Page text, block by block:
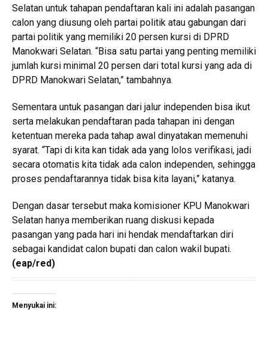
Selatan untuk tahapan pendaftaran kali ini adalah pasangan
calon yang diusung oleh partai politik atau gabungan dari
partai politik yang memiliki 20 persen kursi di DPRD
Manokwari Selatan. “Bisa satu partai yang penting memiliki
jumlah kursi minimal 20 persen dari total kursi yang ada di
DPRD Manokwari Selatan,” tambahnya.
Sementara untuk pasangan dari jalur independen bisa ikut
serta melakukan pendaftaran pada tahapan ini dengan
ketentuan mereka pada tahap awal dinyatakan memenuhi
syarat. “Tapi di kita kan tidak ada yang lolos verifikasi, jadi
secara otomatis kita tidak ada calon independen, sehingga
proses pendaftarannya tidak bisa kita layani,” katanya.
Dengan dasar tersebut maka komisioner KPU Manokwari
Selatan hanya memberikan ruang diskusi kepada
pasangan yang pada hari ini hendak mendaftarkan diri
sebagai kandidat calon bupati dan calon wakil bupati.
(eap/red)
Menyukai ini: